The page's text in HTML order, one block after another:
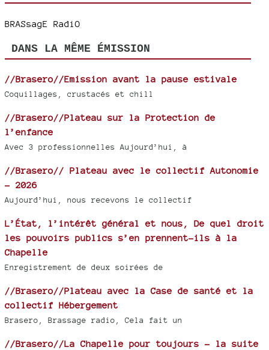
BRASsagE RadiO
DANS LA MÊME ÉMISSION
//Brasero//Emission avant la pause estivale
Coquillages, crustacés et chill
//Brasero//Plateau sur la Protection de
l’enfance
Avec 3 professionnelles Aujourd’hui, à
//Brasero// Plateau avec le collectif Autonomie
- 2026
Aujourd’hui, nous recevons le collectif
L’État, l’intérêt général et nous, De quel droit
les pouvoirs publics s’en prennent-ils à la
Chapelle
Enregistrement de deux soirées de
//Brasero//Plateau avec la Case de santé et la
collectif Hébergement
Brasero, Brassage radio, Cela fait un
//Brasero//La Chapelle pour toujours - la suite